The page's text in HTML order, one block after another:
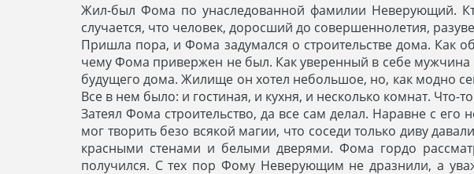
Жил-был Фома по унаследованной фамилии Неверующий.
случается, что человек, доросший до совершеннолетия,
Пришла пора, и Фома задумался о строительстве дома. Как
чему Фома привержен не был. Как уверенный в себе мужчина
будущего дома. Жилище он хотел небольшое, но, как модно
Все в нем было: и гостиная, и кухня, и несколько комнат.
Затеял Фома строительство, да все сам делал. Наравне с
мог творить безо всякой магии, что соседи только диву
красными стенами и белыми дверями. Фома гордо
получился. С тех пор Фому Неверующим не дразнили, а